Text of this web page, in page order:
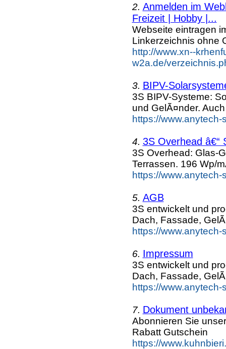
2. Anmelden im
Freizeit | Hobby |...
Webseite eintragen
Linkerzeichnis ohne
http://www.xn--
w2a.de/
3. BIPV-
3S BIPV-Systeme:
und GelÃ¤nder. Auch
https://
4. 3S Overhead
3S Overhead: Glas-
Terrassen. 196 Wp/
https://
5. AGB
3S entwickelt und
Dach, Fassade,
https://
6. Impressum
3S entwickelt und
Dach, Fassade,
https://
7. Dokument
Abonnieren Sie
Rabatt Gutschein
https://